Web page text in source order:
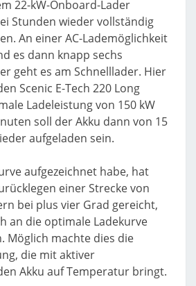
22-kW-Onboard-Lader
Stunden wieder vollständig
An einer AC-Lademöglichkeit
es dann knapp sechs
geht es am Schnelllader. Hier
Scenic E-Tech 220 Long
Ladeleistung von 150 kW
soll der Akku dann von 15
aufgeladen sein.
aufgezeichnet habe, hat
einer Strecke von
bei plus vier Grad gereicht,
an die optimale Ladekurve
Möglich machte dies die
die mit aktiver
Akku auf Temperatur bringt.